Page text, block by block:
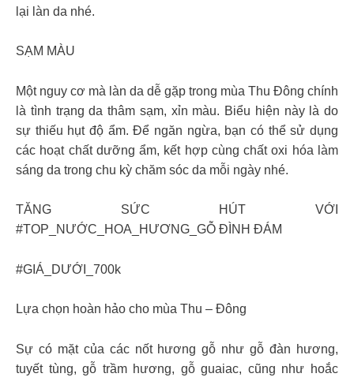
lại làn da nhé.
SẠM MÀU
Một nguy cơ mà làn da dễ gặp trong mùa Thu Đông chính
là tình trạng da thâm sạm, xỉn màu. Biểu hiện này là do
sự thiếu hụt độ ẩm. Để ngăn ngừa, bạn có thể sử dụng
các hoạt chất dưỡng ẩm, kết hợp cùng chất oxi hóa làm
sáng da trong chu kỳ chăm sóc da mỗi ngày nhé.
TĂNG SỨC HÚT VỚI
#TOP_NƯỚC_HOA_HƯƠNG_GỖ ĐÌNH ĐÁM
#GIÁ_DƯỚI_700k
Lựa chọn hoàn hảo cho mùa Thu – Đông
Sự có mặt của các nốt hương gỗ như gỗ đàn hương,
tuyết tùng, gỗ trầm hương, gỗ guaiac, cũng như hoắc